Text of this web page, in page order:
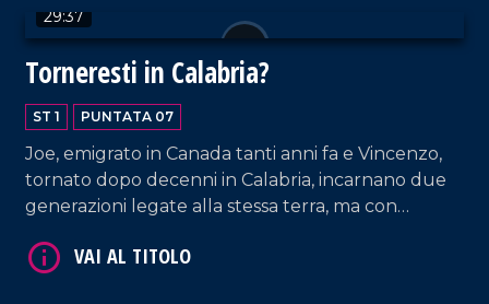
29:37
Torneresti in Calabria?
ST 1 PUNTATA 07
Joe, emigrato in Canada tanti anni fa e Vincenzo,
tornato dopo decenni in Calabria, incarnano due
generazioni legate alla stessa terra, ma con
Due uomini che, attraverso l'edilizia, cercano di
VAI AL TITOLO